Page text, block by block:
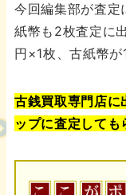
今回編集部が査定
紙幣も2枚査定に
円×1枚、古紙幣
古銭買取専門店に
ップに査定しても